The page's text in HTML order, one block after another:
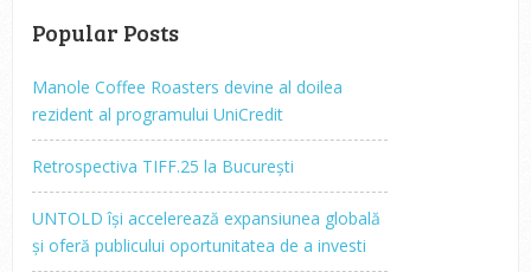
Popular Posts
Manole Coffee Roasters devine al doilea
rezident al programului UniCredit
Retrospectiva TIFF.25 la București
UNTOLD își accelerează expansiunea globală
și oferă publicului oportunitatea de a investi